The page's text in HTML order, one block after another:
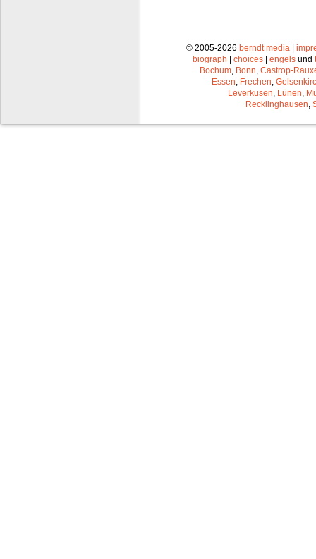
© 2005-2026 berndt media |
biograph | choices | engels und
Bochum Bonn Castrop-
Essen Frechen
Leverkusen Lünen
Recklinghausen